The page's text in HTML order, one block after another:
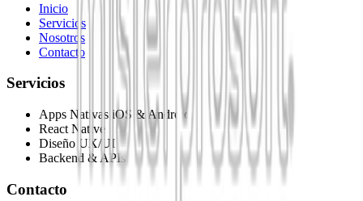
Inicio
Servicios
Nosotros
Contacto
Servicios
Apps Nativas iOS & Android
React Native
Diseño UX/UI
Backend & APIs
Contacto